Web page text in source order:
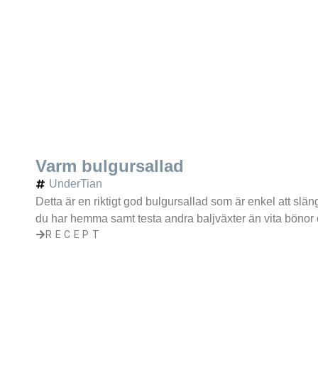
Varm bulgursallad
UnderTian
Detta är en riktigt god bulgursallad som är enkel att
du har hemma samt testa andra baljväxter än vita bönor
RECEPT